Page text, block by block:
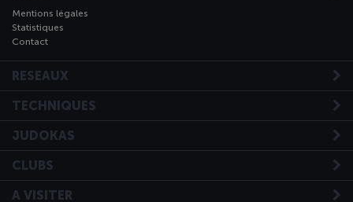
Mentions légales
Statistiques
Contact
RESEAUX
TECHNIQUES
JUDOKAS
CLUBS
A VISITER